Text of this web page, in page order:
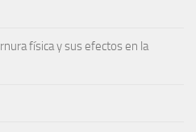
física y sus efectos en la